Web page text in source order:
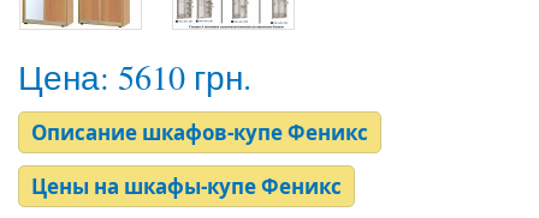
Цена: 5610 грн.
Описание шкафов-купе Феникс
Цены на шкафы-купе Феникс